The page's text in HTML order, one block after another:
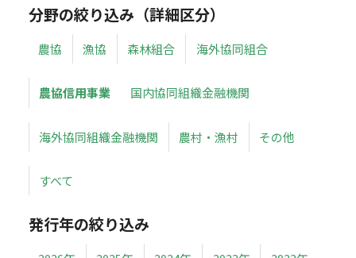
分野の絞り込み（詳細区分）
農協 漁協 森林組合 海外協同組合
農協信用事業 国内協同組織金融機関
海外協同組織金融機関 農村・漁村 その他
すべて
発行年の絞り込み